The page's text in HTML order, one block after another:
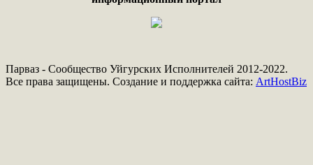
Парваз - Сообщество Уйгурских Исполнителей 2012-2022.
Все права защищены. Создание и поддержка сайта: ArtHostBiz